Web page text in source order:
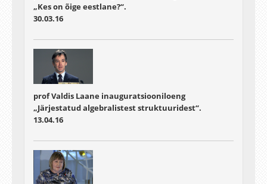
„Kes on õige eestlane?“.
30.03.16
prof Valdis Laane inauguratsiooniloeng
„Järjestatud algebralistest struktuuridest“.
13.04.16